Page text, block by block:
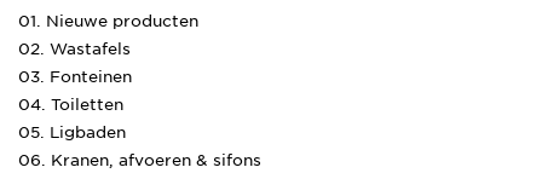
01. Nieuwe producten
02. Wastafels
03. Fonteinen
04. Toiletten
05. Ligbaden
06. Kranen, afvoeren & sifons